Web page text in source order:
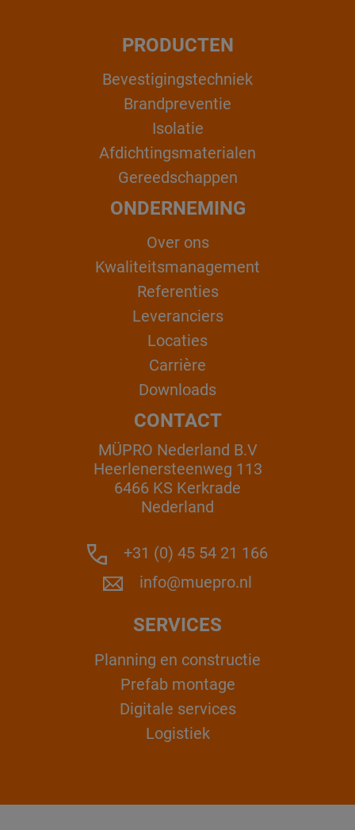
PRODUCTEN
Bevestigingstechniek
Brandpreventie
Isolatie
Afdichtingsmaterialen
Gereedschappen
ONDERNEMING
Over ons
Kwaliteitsmanagement
Referenties
Leveranciers
Locaties
Carrière
Downloads
CONTACT
MÜPRO Nederland B.V
Heerlenersteenweg 113
6466 KS Kerkrade
Nederland
+31 (0) 45 54 21 166
info@muepro.nl
SERVICES
Planning en constructie
Prefab montage
Digitale services
Logistiek